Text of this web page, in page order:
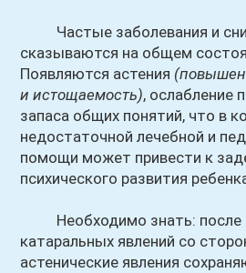
Частые заболевания и
сказываются на общем
Появляются астения
и истощаемость), ослабление
запаса общих понятий, что в
недостаточной лечебной и
помощи может привести к
психического развития
Необходимо знать: после
катаральных явлений со
астенические явления